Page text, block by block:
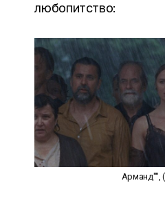
любопитство:
Арманд"",